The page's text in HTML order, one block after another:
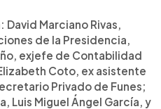
Marciano Rivas,
de la Presidencia,
exjefe de Contabilidad
Coto, ex asistente
Privado de Funes;
Luis Miguel Ángel García, y